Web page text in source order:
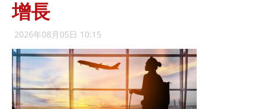
增長
2026年08月05日 10:15